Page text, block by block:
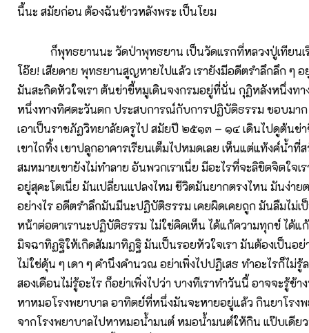
นี้นะ สมัยก่อน ต้องฉันข้าวหลังพระ เป็นโยม
ก็พุทธยานนะ วัดป่าพุทธยาน เป็นวัดแรกที่หลวงปู่เทียนเริ่
โอ๊ย! เสียดาย พุทธยานสูญหายไปแล้ว เรายังมีอดีตรำลึกลึก ๆ
มันสะกิดหัวใจเรา ต้นข่าขี้หมูเดินจงกรมอยู่ที่นั่น กุฏิหลังหนึ่งทา
หนึ่งทางทิศตะวันตก ประสบการณ์กับการปฏิบัติธรรม ชอบมาก
เอาเป็นราชภัฏวิทยาลัยครูไป สมัยปี ๒๕๑๓ – ๑๔ เดินไปดูต้นข่า
เขาไถทิ้ง เขาปลูกอาคารเรียนเต็มไปหมดเลย เห็นแต่แท้งค์น้ำที่
สมหมายเขายังไม่ทำลาย อันพวกเราเนี่ย มีอะไรที่จะลิขิตจิตใจเ
อยู่สุคะโตเนี่ย มันเปลี่ยนแปลงไหม ชีวิตมันยากตรงไหน มันง่า
อย่างไร อดีตรำลึกมันมีนะปฏิบัติธรรม เคยผิดเคยถูก มันลืมไม่เ
หน้าต่อตาเรานะปฏิบัติธรรม ไม่ใช่คิดเห็น ได้แก้ความทุกข์ ได้แ
มิจฉาทิฏฐิให้เกิดสัมมาทิฏฐิ มันเป็นรอยหัวใจเรา มันต้องเป็นอ
ไม่ใช่ดุ้น ๆ เดา ๆ คำนึงคำนวณ อย่าเพิ่งไปปฏิเสธ ทำอะไรก็ไม่รู้
สองเดือนไม่รู้อะไร ก็อย่าเพิ่งไปว่า บางทีเราทำวันนี้ อาจจะรู้ข้
หาหมอโรงพยาบาล อาทิตย์ที่หนึ่งมันจะหายอยู่แล้ว กินยาโรง
จากโรงพยาบาลไปหาหมอน้ำมนต์ หมอน้ำมนต์ให้กิน แป๊บเดีย